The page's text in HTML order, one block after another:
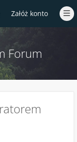
Załóż konto
Forum